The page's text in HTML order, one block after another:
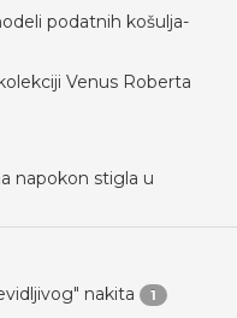
podatnih košulja-
Venus Roberta
napokon stigla u
nakita 1